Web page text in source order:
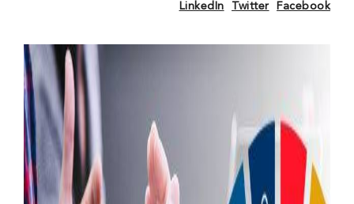
LinkedIn Twitter Facebook